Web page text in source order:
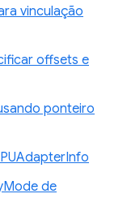
vinculação
offsets e
ponteiro
de